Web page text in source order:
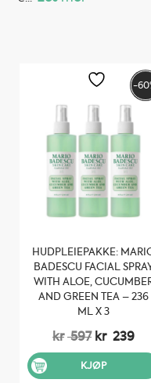
-
HUDPLEIEPAKKE:
BADESCU FACIAL
WITH ALOE,
AND GREEN TEA – 236
ML X 3
kr597
var:
kr 597.
kr 239
KJØP